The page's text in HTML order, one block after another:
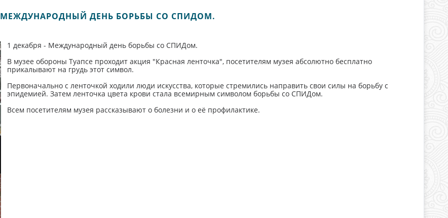
МЕЖДУНАРОДНЫЙ ДЕНЬ БОРЬБЫ СО СПИДОМ.
1 декабря - Международный день борьбы со СПИДом.
В музее обороны Туапсе проходит акция "Красная ленточка", посетителям музея абсолютно бесплатно
прикалывают на грудь этот символ.
Первоначально с ленточкой ходили люди искусства, которые стремились направить свои силы на борьбу с
эпидемией. Затем ленточка цвета крови стала всемирным символом борьбы со СПИДом.
Всем посетителям музея рассказывают о болезни и о её профилактике.